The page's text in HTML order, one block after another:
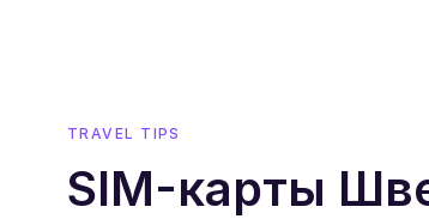
TRAVEL TIPS
SIM-карты